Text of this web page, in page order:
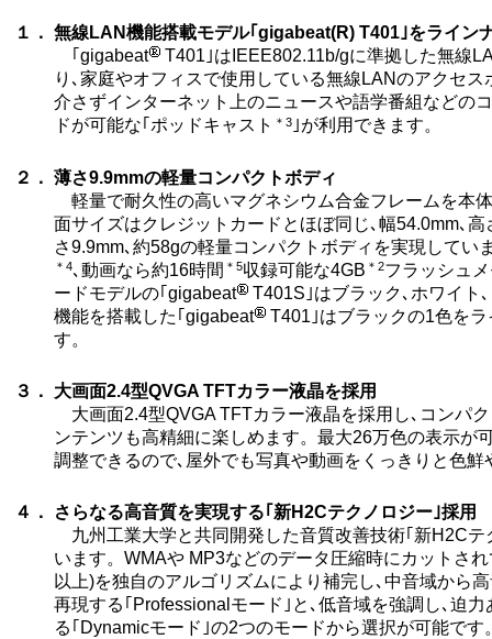
１． 無線LAN機能搭載モデル｢gigabeat(R) T401｣をライン
｢gigabeat
T401｣はIEEE802.11b/gに準拠した無線
り､家庭やオフィスで使用している無線LANのアクセ
介さずインターネット上のニュースや語学番組などの
ドが可能な｢ポッドキャスト ＊3 ｣が利用できます。
２． 薄さ9.9mmの軽量コンパクトボディ
軽量で耐久性の高いマグネシウム合金フレームを本
面サイズはクレジットカードとほぼ同じ､幅54.0mm､高
さ9.9mm､約58gの軽量コンパクトボディを実現してい
＊4､動画なら約16時間 ＊5収録可能な4GB ＊2フラッシュ
ードモデルの｢gigabeat
T401S｣はブラック､ホワイト
機能を搭載した｢gigabeat
T401｣はブラックの1色を
す。
３．
大画面2.4型QVGA TFTカラー液晶を採用
大画面2.4型QVGA TFTカラー液晶を採用し､コンパ
ンテンツも高精細に楽しめます。最大26万色の表示が
調整できるので､屋外でも写真や動画をくっきりと色鮮
４．
さらなる高音質を実現する｢新H2Cテクノロジー｣採用
九州工業大学と共同開発した音質改善技術｢新H2Cテ
います。WMAや MP3などのデータ圧縮時にカットさ
以上)を独自のアルゴリズムにより補完し､中音域から
再現する｢Professionalモード｣と､低音域を強調し､迫
る｢Dynamicモード｣の2つのモードから選択が可能で